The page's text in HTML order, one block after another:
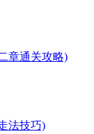
章通关攻略)
法技巧)